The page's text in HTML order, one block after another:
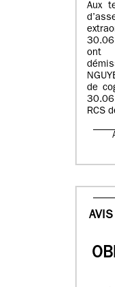
Aux
ont
de
RCS